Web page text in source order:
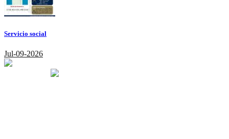
Servicio social
Jul-09-2026